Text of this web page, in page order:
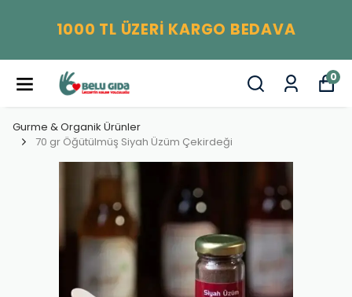
1000 TL ÜZERİ KARGO BEDAVA
0
Gurme & Organik Ürünler
70 gr Öğütülmüş Siyah Üzüm Çekirdeği